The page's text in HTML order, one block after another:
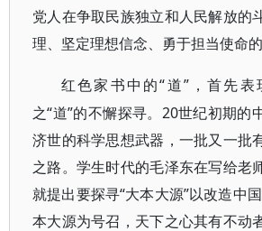
党人在争取民族独立和人民解放的
理、坚定理想信念、勇于担当使命的
红色家书中的“道”，首先
之“道”的不懈探寻。20世纪初期的
济世的科学思想武器，一批又一批
之路。学生时代的毛泽东在写给老
就提出要探寻“大本大源”以改造中
本大源为号召，天下之心其有不动